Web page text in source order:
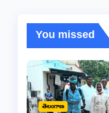
You missed
తెలంగాణ